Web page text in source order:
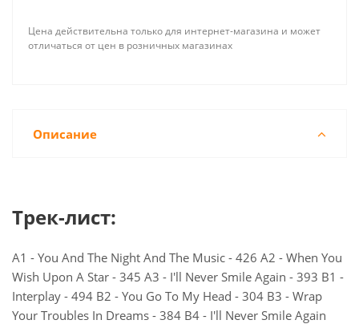
Цена действительна только для интернет-магазина и может
отличаться от цен в розничных магазинах
Описание
Трек-лист:
A1 - You And The Night And The Music - 426 A2 - When You
Wish Upon A Star - 345 A3 - I'll Never Smile Again - 393 B1 -
Interplay - 494 B2 - You Go To My Head - 304 B3 - Wrap
Your Troubles In Dreams - 384 B4 - I'll Never Smile Again